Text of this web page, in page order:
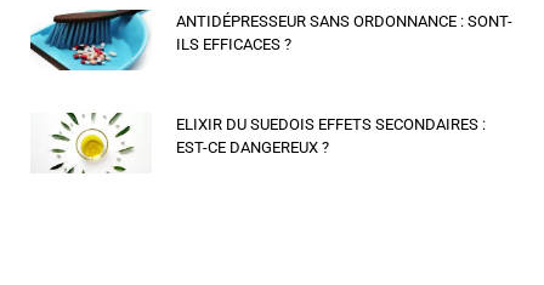
ANTIDÉPRESSEUR SANS ORDONNANCE : SONT-
ILS EFFICACES ?
ELIXIR DU SUEDOIS EFFETS SECONDAIRES :
EST-CE DANGEREUX ?